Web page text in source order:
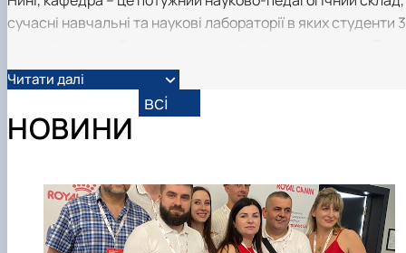
сучасні навчальні та наукові лабораторії в яких студенти
обов’язкових та 11 вибіркових дисциплін, в викладачі -
проводять унікальні наукові дослідження.
Читати далі
НОВИНИ
всі